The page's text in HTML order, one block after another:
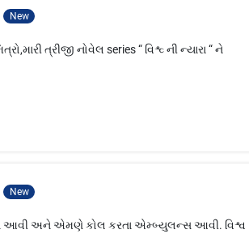
New
ત્રીજી નોવેલ series “ વિશ્વ્ ની ન્યારા “ ને
New
આવી અને એમણે કોલ કરતા એમ્બ્યુલન્સ આવી. વિશ્વ